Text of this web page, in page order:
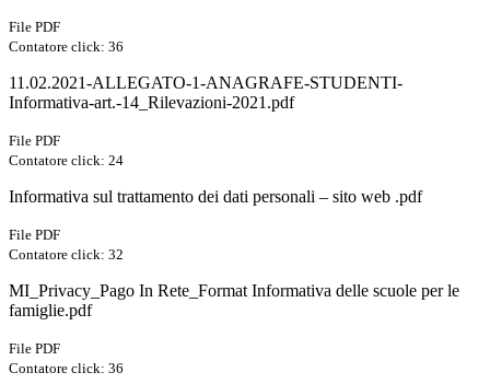
File PDF
Contatore click: 36
11.02.2021-ALLEGATO-1-ANAGRAFE-STUDENTI-
Informativa-art.-14_Rilevazioni-2021.pdf
File PDF
Contatore click: 24
Informativa sul trattamento dei dati personali – sito web .pdf
File PDF
Contatore click: 32
MI_Privacy_Pago In Rete_Format Informativa delle scuole per le
famiglie.pdf
File PDF
Contatore click: 36